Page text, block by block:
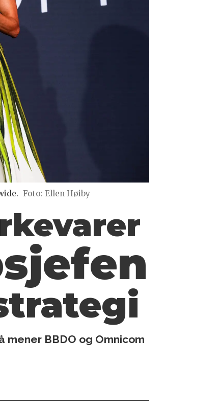
Foto: Ellen Høiby
BBDO og Omnicom